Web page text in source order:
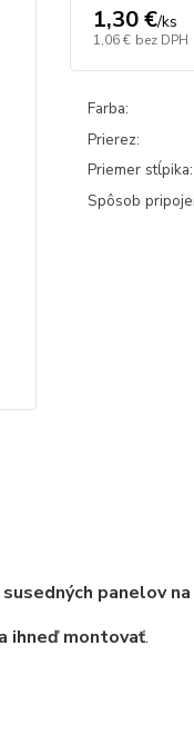
1,30 €/ks
1,06 € bez DPH
Farba:
Prierez:
Priemer stĺpika:
Spôsob
panelov
ihneď montovať.